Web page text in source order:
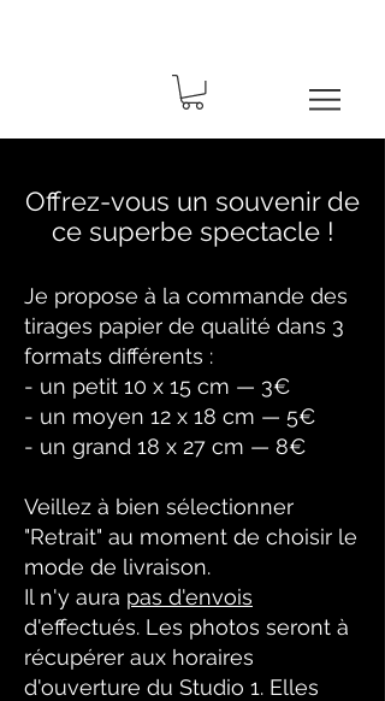
Offrez-vous un souvenir de
ce superbe spectacle !
Je propose à la commande des
tirages papier de qualité dans 3
formats différents :
- un petit 10 x 15 cm — 3€
- un moyen 12 x 18 cm — 5€
- un grand 18 x 27 cm — 8€
Veillez à bien sélectionner
"Retrait" au moment de choisir le
mode de livraison.
Il n'y aura pas d'envois
d'effectués. Les photos seront à
récupérer aux horaires
d'ouverture du Studio 1. Elles